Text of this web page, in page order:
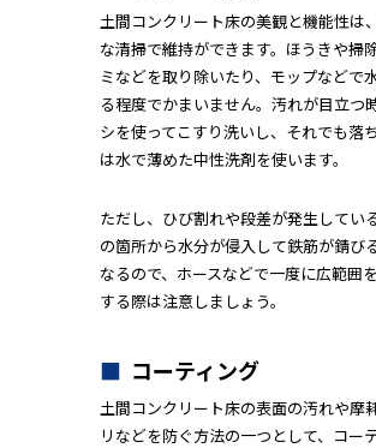
土間コンクリート床の美観と機能性は
な清掃で維持ができます。ほうきや掃
ミなどを取り除いたり、モップなどで
る程度でかまいません。汚れが目立つ
シを使ってこすり洗いし、それでも落
は水で薄めた中性洗剤を使います。
ただし、ひび割れや段差が発生してい
の箇所から水分が侵入して鉄筋が錆び
なるので、ホースなどで一度に広範囲
する際は注意しましょう。
コーティング
土間コンクリート床の表面の汚れや摩
リなどを防ぐ方法の一つとして、コー